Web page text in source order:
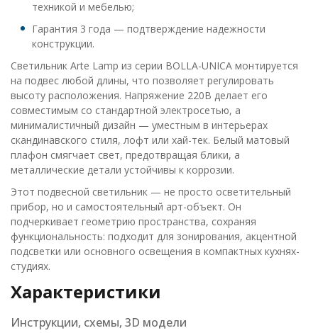
техникой и мебелью;
Гарантия 3 года — подтверждение надежности
конструкции.
Светильник Arte Lamp из серии BOLLA-UNICA монтируется
на подвес любой длины, что позволяет регулировать
высоту расположения. Напряжение 220В делает его
совместимым со стандартной электросетью, а
минималистичный дизайн — уместным в интерьерах
скандинавского стиля, лофт или хай-тек. Белый матовый
плафон смягчает свет, предотвращая блики, а
металлические детали устойчивы к коррозии.
Этот подвесной светильник — не просто осветительный
прибор, но и самостоятельный арт-объект. Он
подчеркивает геометрию пространства, сохраняя
функциональность: подходит для зонирования, акцентной
подсветки или основного освещения в компактных кухнях-
студиях.
Характеристики
Инструкции, схемы, 3D модели